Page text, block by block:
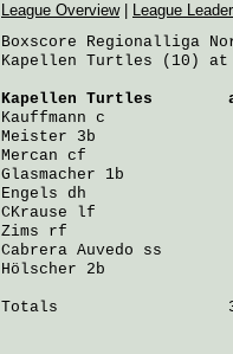
League Overview| League
Boxscore Regionalliga
Kapellen Turtles (10) at
Kapellen Turtles
Kauffmann c              4
Meister 3b               3
Mercan cf                3
Glasmacher 1b
Engels dh
CKrause lf               4
Zims rf                  4
Cabrera Auvedo ss
Hölscher 2b
Totals